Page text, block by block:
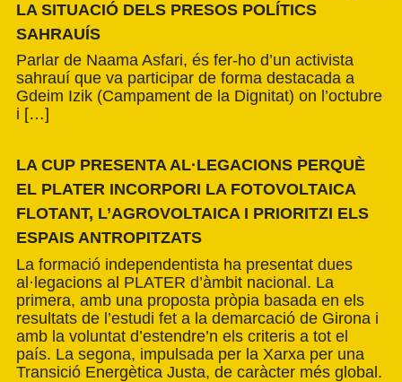
LA SITUACIÓ DELS PRESOS POLÍTICS
SAHRAUÍS
Parlar de Naama Asfari, és fer-ho d’un activista
sahrauí que va participar de forma destacada a
Gdeim Izik (Campament de la Dignitat) on l’octubre
i […]
LA CUP PRESENTA AL·LEGACIONS PERQUÈ
EL PLATER INCORPORI LA FOTOVOLTAICA
FLOTANT, L’AGROVOLTAICA I PRIORITZI ELS
ESPAIS ANTROPITZATS
La formació independentista ha presentat dues
al·legacions al PLATER d’àmbit nacional. La
primera, amb una proposta pròpia basada en els
resultats de l’estudi fet a la demarcació de Girona i
amb la voluntat d’estendre’n els criteris a tot el
país. La segona, impulsada per la Xarxa per una
Transició Energètica Justa, de caràcter més global.